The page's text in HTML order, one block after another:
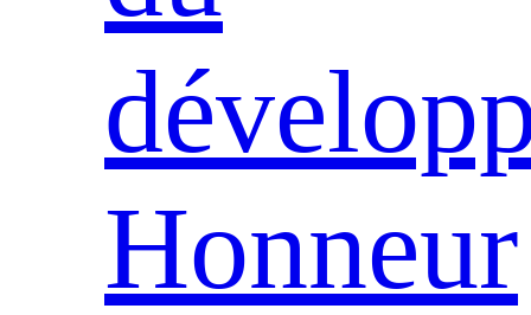
Honneur